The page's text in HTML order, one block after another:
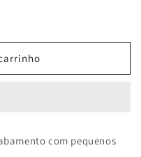
com pequenos